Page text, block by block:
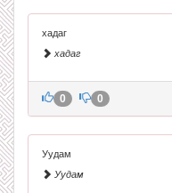
хадаг
хадаг
0 0
Уудам
Уудам